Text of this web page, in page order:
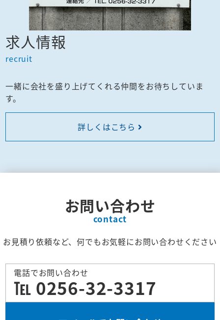
求人情報
recruit
一緒に会社を盛り上げてくれる仲間をお待ちしていま
す。
詳しくはこちら
お問い合わせ
contact
お見積り依頼など、何でもお気軽にお問い合わせください
電話でお問い合わせ
℡ 0256-32-3317